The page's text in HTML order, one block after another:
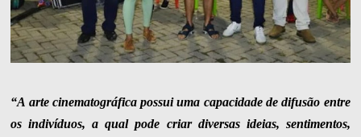
“A arte cinematográfica possui uma capacidade de difusão entre
os indivíduos, a qual pode criar diversas ideias, sentimentos,